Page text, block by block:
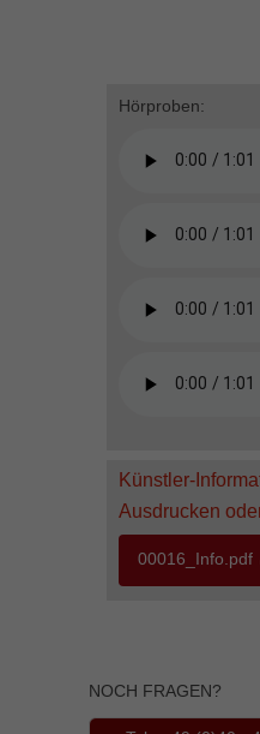
Hörproben:
Künstler-
Ausdrucken
00016_Info.pdf
NOCH FRAGEN?
Besucher über Websites hinweg
Inhalte von Videoplattformen und
standardmäßig blockiert. Wenn
Cookie-